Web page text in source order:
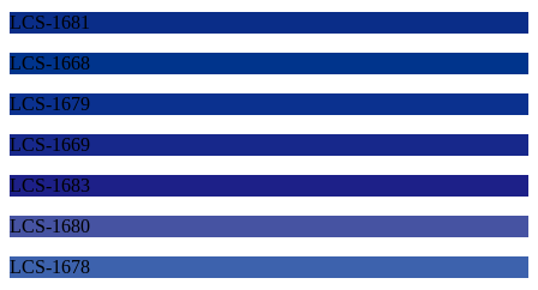
LCS-1681
LCS-1668
LCS-1679
LCS-1669
LCS-1683
LCS-1680
LCS-1678